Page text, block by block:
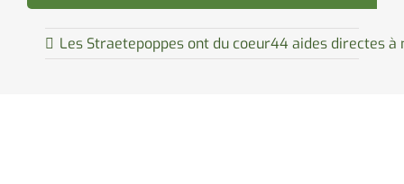
Les Straetepoppes ont du coeur44 aides directes à